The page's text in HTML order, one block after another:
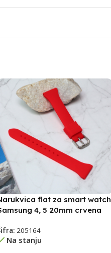
flat za smart watch
4, 5 20mm crvena
205164
Na stanju